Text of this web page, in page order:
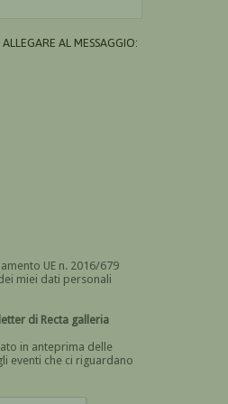
AL MESSAGGIO:
UE n. 2016/679
dei miei dati personali
Devi dare il consenso
in anteprima delle
eventi che ci riguardano